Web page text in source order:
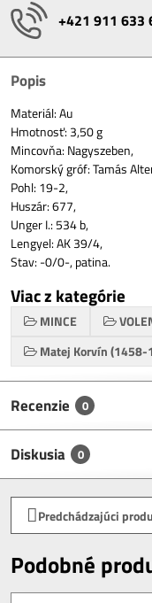
+421 911 633
Popis
Materiál: Au
Hmotnosť: 3,50 g
Mincovňa: Nagyszeben,
Komorský gróf: Tamás
Pohl: 19-2,
Huszár: 677,
Unger I.: 534 b,
Lengyel: AK 39/4,
Stav: -0/0-, patina.
Viac z kategórie
MINCE
Matej Korvín (1458-
Recenzie 0
Diskusia 0
Predchádzajúci
Podobné